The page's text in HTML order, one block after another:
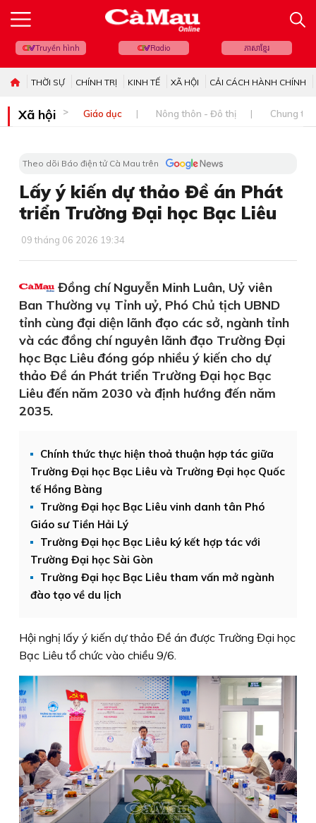
Truyền hình Radio ភាសាខ្មែរ
THỜI SỰ CHÍNH TRỊ KINH TẾ XÃ HỘI CẢI CÁCH HÀNH CHÍNH
Xã hội Giáo dục Nông thôn - Đô thị Chung
Theo dõi Báo điện tử Cà Mau trên
Lấy ý kiến dự thảo Đề án Phát
triển Trường Đại học Bạc Liêu
09 tháng 06 2026 19:34
Đồng chí Nguyễn Minh Luân, Uỷ viên
Ban Thường vụ Tỉnh uỷ, Phó Chủ tịch UBND
tỉnh cùng đại diện lãnh đạo các sở, ngành tỉnh
và các đồng chí nguyên lãnh đạo Trường Đại
học Bạc Liêu đóng góp nhiều ý kiến cho dự
thảo Đề án Phát triển Trường Đại học Bạc
Liêu đến năm 2030 và định hướng đến năm
2035.
Chính thức thực hiện thoả thuận hợp tác giữa
Trường Đại học Bạc Liêu và Trường Đại học Quốc
tế Hồng Bàng
Trường Đại học Bạc Liêu vinh danh tân Phó
Giáo sư Tiền Hải Lý
Trường Đại học Bạc Liêu ký kết hợp tác với
Trường Đại học Sài Gòn
Trường Đại học Bạc Liêu tham vấn mở ngành
đào tạo về du lịch
Hội nghị lấy ý kiến dự thảo Đề án được Trường Đại học
Bạc Liêu tổ chức vào chiều 9/6.